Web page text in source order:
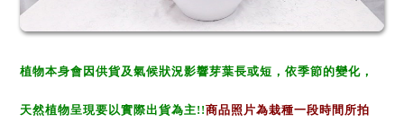
植物本身會因供貨及氣候狀況影響芽葉長或短，依季節的變化，
天然植物呈現要以實際出貨為主!!商品照片為栽種一段時間所拍